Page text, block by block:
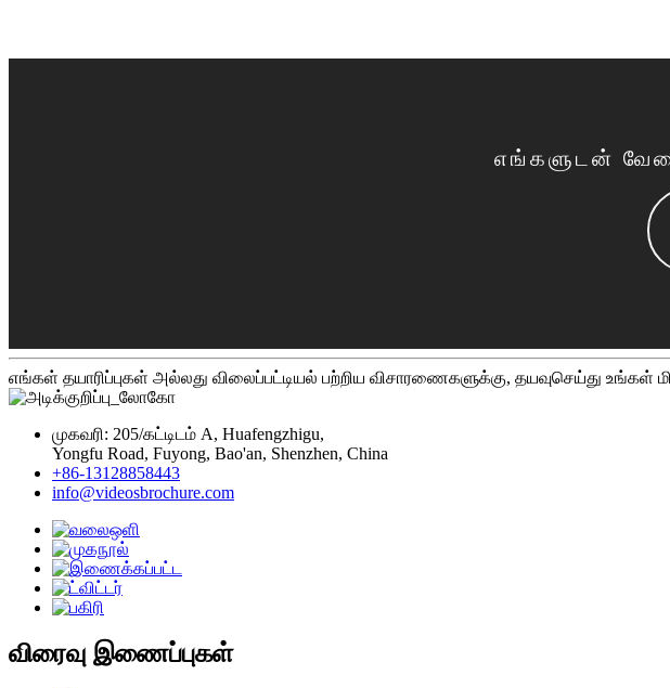
எங்களுடன்
எங்கள் தயாரிப்புகள் அல்லது விலைப்பட்டியல் பற்றிய விசாரணைகளுக்கு, தயவுசெய்து
முகவரி: 205/கட்டிடம் A, Huafengzhigu,
Yongfu Road, Fuyong, Bao'an, Shenzhen, China
+86-13128858443
info@videosbrochure.com
விரைவு இணைப்புகள்